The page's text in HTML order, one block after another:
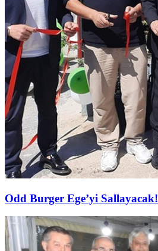
Odd Burger Ege’yi Sallayacak!